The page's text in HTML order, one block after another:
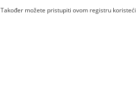
Također možete pristupiti ovom registru koristeći